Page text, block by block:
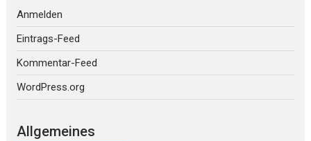
Anmelden
Eintrags-Feed
Kommentar-Feed
WordPress.org
Allgemeines